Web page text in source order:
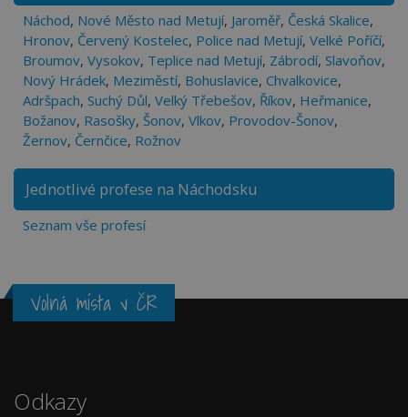
Náchod, Nové Město nad Metují, Jaroměř, Česká Skalice,
Hronov, Červený Kostelec, Police nad Metují, Velké Poříčí,
Broumov, Vysokov, Teplice nad Metují, Zábrodí, Slavoňov,
Nový Hrádek, Meziměstí, Bohuslavice, Chvalkovice,
Adršpach, Suchý Důl, Velký Třebešov, Říkov, Heřmanice,
Božanov, Rasošky, Šonov, Vlkov, Provodov-Šonov,
Žernov, Černčice, Rožnov
Jednotlivé profese na Náchodsku
Seznam vše profesí
Volná místa v ČR
Odkazy